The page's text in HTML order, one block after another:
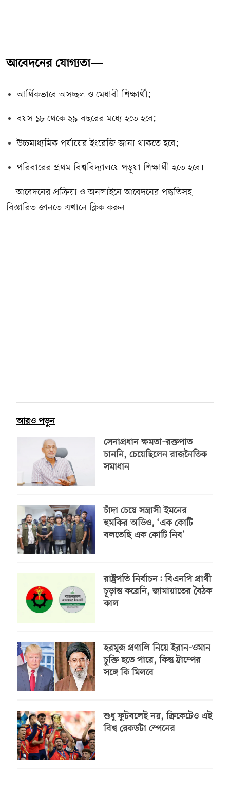
আবেদনের যোগ্যতা—
আর্থিকভাবে অসচ্ছল ও মেধাবী শিক্ষার্থী;
বয়স ১৮ থেকে ২৯ বছরের মধ্যে হতে হবে;
উচ্চমাধ্যমিক পর্যায়ের ইংরেজি জানা থাকতে হবে;
পরিবারের প্রথম বিশ্ববিদ্যালয়ে পড়ুয়া শিক্ষার্থী হতে হবে।
—আবেদনের প্রক্রিয়া ও অনলাইনে আবেদনের পদ্ধতিসহ
বিস্তারিত জানতে এখানেক্লিক করুন
আরও পড়ুন
সেনাপ্রধান ক্ষমতা–রক্তপাত
চাননি, চেয়েছিলেন রাজনৈতিক
সমাধান
চাঁদা চেয়ে সন্ত্রাসী ইমনের
হুমকির অডিও, ‘এক কোটি
বলতেছি এক কোটি নিব’
রাষ্ট্রপতি নির্বাচন: বিএনপি প্রার্থী
চূড়ান্ত করেনি, জামায়াতের বৈঠক
কাল
হরমুজ প্রণালি নিয়ে ইরান-ওমান
চুক্তি হতে পারে, কিন্তু ট্রাম্পের
সঙ্গে কি মিলবে
শুধু ফুটবলেই নয়, ক্রিকেটেও এই
বিশ্ব রেকর্ডটা স্পেনের